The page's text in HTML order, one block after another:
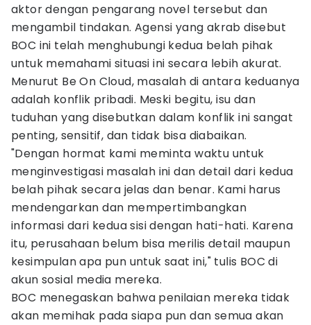
aktor dengan pengarang novel tersebut dan
mengambil tindakan. Agensi yang akrab disebut
BOC ini telah menghubungi kedua belah pihak
untuk memahami situasi ini secara lebih akurat.
Menurut Be On Cloud, masalah di antara keduanya
adalah konflik pribadi. Meski begitu, isu dan
tuduhan yang disebutkan dalam konflik ini sangat
penting, sensitif, dan tidak bisa diabaikan.
"Dengan hormat kami meminta waktu untuk
menginvestigasi masalah ini dan detail dari kedua
belah pihak secara jelas dan benar. Kami harus
mendengarkan dan mempertimbangkan
informasi dari kedua sisi dengan hati-hati. Karena
itu, perusahaan belum bisa merilis detail maupun
kesimpulan apa pun untuk saat ini," tulis BOC di
akun sosial media mereka.
BOC menegaskan bahwa penilaian mereka tidak
akan memihak pada siapa pun dan semua akan